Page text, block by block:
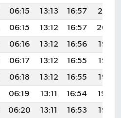
06:15 13:13 16:57
20:01
06:15 13:12 16:57
20:00
06:16 13:12 16:56
19:58
06:17 13:12 16:55
19:57
06:18 13:12 16:55
19:56
06:19 13:11 16:54
19:54
06:20 13:11 16:53
19:53